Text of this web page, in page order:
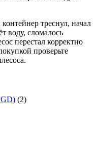
треснул, начал
воду, сломалось
перестал корректно
проверьте
(2)